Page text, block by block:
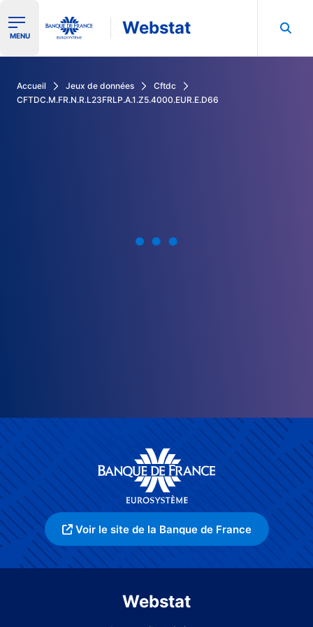
Ouvrir le menu de navigation
MENU Webstat
Accueil Jeux de données
Cftdc
CFTDC.M.FR.N.R.L23FRLP.A.1.Z5.4000.EUR.E.D66
Voir le site de la Banque de France
Webstat